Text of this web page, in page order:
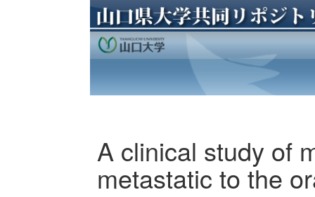
A clinical study of
metastatic to the